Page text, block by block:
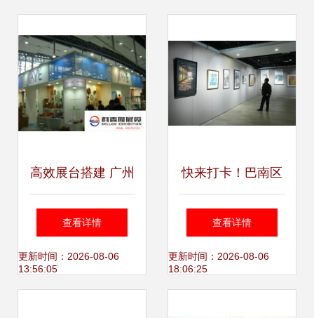
高效展台搭建 广州
展会服务的四大关
键点
查看详情
更新时间：2026-08-06
13:56:05
快来打卡！巴南区
2025年迎新美术展
惊艳亮相
查看详情
更新时间：2026-08-06
18:06:25